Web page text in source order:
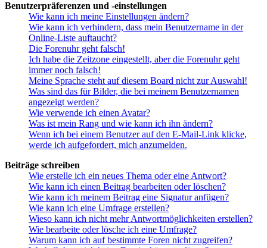
Benutzerpräferenzen und -einstellungen
Wie kann ich meine Einstellungen ändern?
Wie kann ich verhindern, dass mein Benutzername in der
Online-Liste auftaucht?
Die Forenuhr geht falsch!
Ich habe die Zeitzone eingestellt, aber die Forenuhr geht
immer noch falsch!
Meine Sprache steht auf diesem Board nicht zur Auswahl!
Was sind das für Bilder, die bei meinem Benutzernamen
angezeigt werden?
Wie verwende ich einen Avatar?
Was ist mein Rang und wie kann ich ihn ändern?
Wenn ich bei einem Benutzer auf den E-Mail-Link klicke,
werde ich aufgefordert, mich anzumelden.
Beiträge schreiben
Wie erstelle ich ein neues Thema oder eine Antwort?
Wie kann ich einen Beitrag bearbeiten oder löschen?
Wie kann ich meinem Beitrag eine Signatur anfügen?
Wie kann ich eine Umfrage erstellen?
Wieso kann ich nicht mehr Antwortmöglichkeiten erstellen?
Wie bearbeite oder lösche ich eine Umfrage?
Warum kann ich auf bestimmte Foren nicht zugreifen?